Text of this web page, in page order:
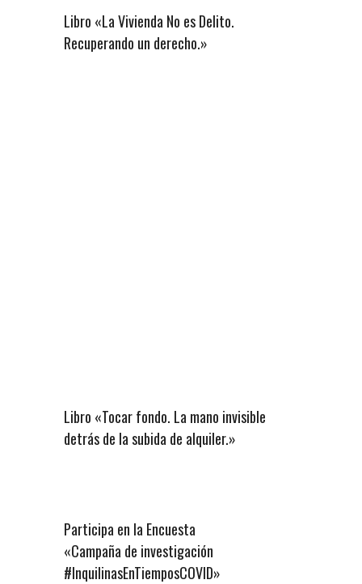
Libro «La Vivienda No es Delito.
Recuperando un derecho.»
Libro «Tocar fondo. La mano invisible
detrás de la subida de alquiler.»
Participa en la Encuesta
«Campaña de investigación
#InquilinasEnTiemposCOVID»